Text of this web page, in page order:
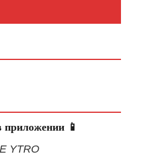
📱
YTRO